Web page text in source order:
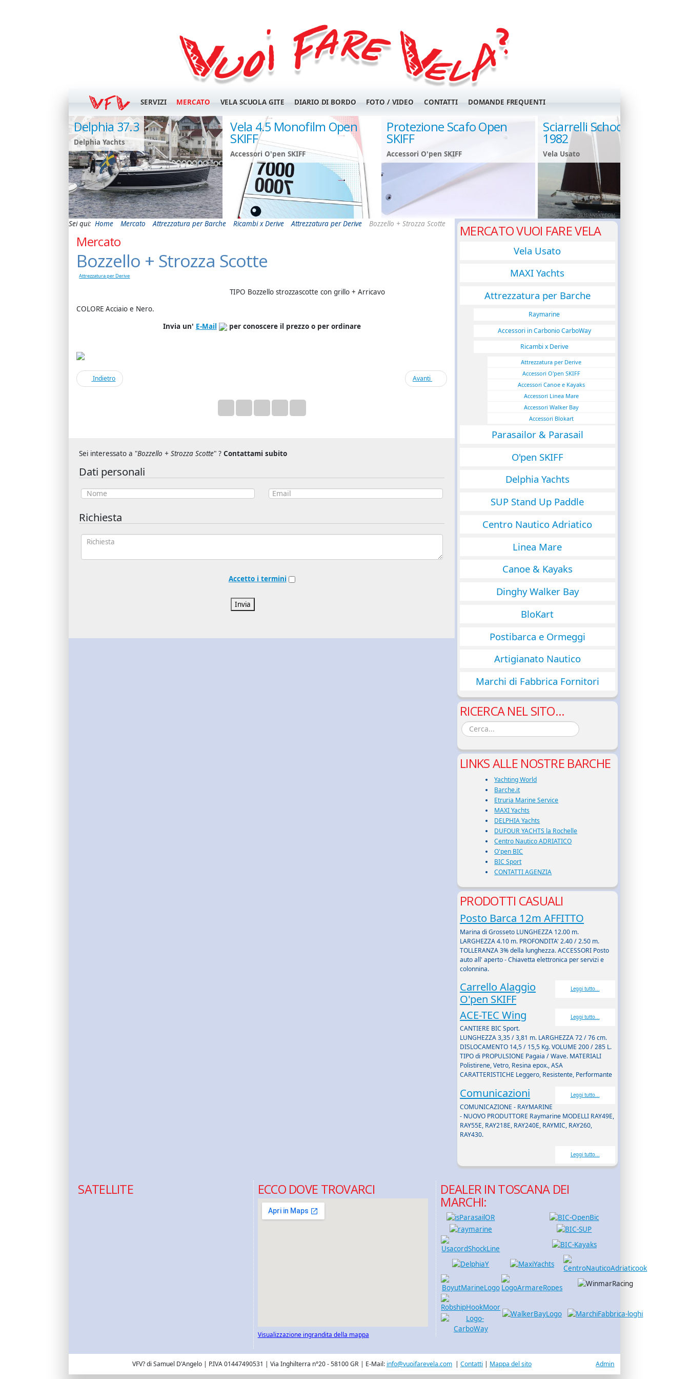
SERVIZI MERCATO VELA SCUOLA GITE DIARIO DI BORDO FOTO / VIDEO CONTATTI DOMANDE FREQUENTI
Delphia 37.3
Delphia Yachts
Vela 4.5 Monofilm Open
SKIFF
Accessori O'pen SKIFF
Protezione Scafo Open
SKIFF
Accessori O'pen SKIFF
Sciarrelli Schooner 16m -
1982
Vela Usato
GIUDANSKY.COM
Sei qui:Home Mercato Attrezzatura per Barche Ricambi x Derive Attrezzatura per Derive Bozzello + Strozza Scotte
Mercato
Bozzello + Strozza Scotte
Attrezzatura per Derive
TIPO Bozzello strozzascotte con grillo + Arricavo
COLORE Acciaio e Nero.
Invia un' E-Mail per conoscere il prezzo o per ordinare
Indietro Avanti
Sei interessato a "Bozzello + Strozza Scotte" ?Contattami subito
Dati personali
Richiesta
Accetto i termini
Invia
MERCATO VUOI FARE VELA
Vela Usato
MAXI Yachts
Attrezzatura per Barche
Raymarine
Accessori in Carbonio CarboWay
Ricambi x Derive
Attrezzatura per Derive
Accessori O'pen SKIFF
Accessori Canoe e Kayaks
Accessori Linea Mare
Accessori Walker Bay
Accessori Blokart
Parasailor & Parasail
O'pen SKIFF
Delphia Yachts
SUP Stand Up Paddle
Centro Nautico Adriatico
Linea Mare
Canoe & Kayaks
Dinghy Walker Bay
BloKart
Postibarca e Ormeggi
Artigianato Nautico
Marchi di Fabbrica Fornitori
RICERCA NEL SITO...
LINKS ALLE NOSTRE BARCHE
Yachting World
Barche.it
Etruria Marine Service
MAXI Yachts
DELPHIA Yachts
DUFOUR YACHTS la Rochelle
Centro Nautico ADRIATICO
O'pen BIC
BIC Sport
CONTATTI AGENZIA
PRODOTTI CASUALI
Posto Barca 12m AFFITTO
Marina di Grosseto LUNGHEZZA 12.00 m.
LARGHEZZA 4.10 m. PROFONDITA' 2.40 / 2.50 m.
TOLLERANZA 3% della lunghezza. ACCESSORI Posto
auto all' aperto - Chiavetta elettronica per servizi e
colonnina.
Leggi tutto...
Carrello Alaggio
O'pen SKIFF
Leggi tutto...
ACE-TEC Wing
CANTIERE BIC Sport.
LUNGHEZZA 3,35 / 3,81 m. LARGHEZZA 72 / 76 cm.
DISLOCAMENTO 14,5 / 15,5 Kg. VOLUME 200 / 285 L.
TIPO di PROPULSIONE Pagaia / Wave. MATERIALI
Polistirene, Vetro, Resina epox., ASA
CARATTERISTICHE Leggero, Resistente, Performante
Leggi tutto...
Comunicazioni
COMUNICAZIONE - RAYMARINE
- NUOVO PRODUTTORE Raymarine MODELLI RAY49E,
RAY55E, RAY218E, RAY240E, RAYMIC, RAY260,
RAY430.
Leggi tutto...
SATELLITE ECCO DOVE TROVARCI
Visualizzazione ingrandita della mappa
DEALER IN TOSCANA DEI
MARCHI:
VFV? di Samuel D'Angelo | P.IVA 01447490531 | Via Inghilterra n°20 - 58100 GR | E-Mail: info@vuoifarevela.com| Contatti| Mappa del sito Admin